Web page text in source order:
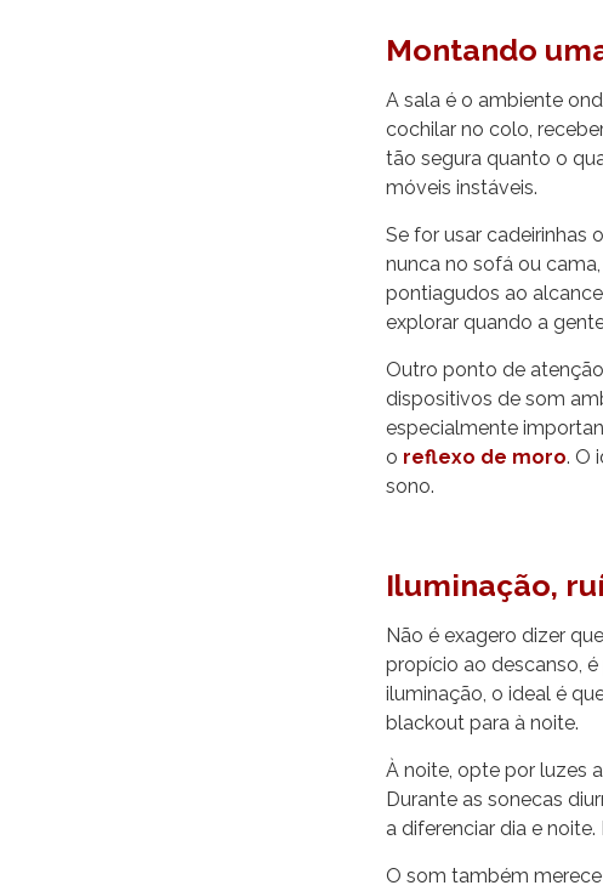
Montando
A sala é o ambiente
cochilar no colo,
tão segura quanto o
móveis instáveis.
Se for usar cadeirinhas
nunca no sofá ou
pontiagudos ao
explorar quando a
Outro ponto de
dispositivos de som
especialmente
o reflexo de moro. O
sono.
Iluminação,
Não é exagero dizer
propício ao descanso,
iluminação, o ideal é
blackout para à noite.
À noite, opte por luzes
Durante as sonecas
a diferenciar dia e
O som também